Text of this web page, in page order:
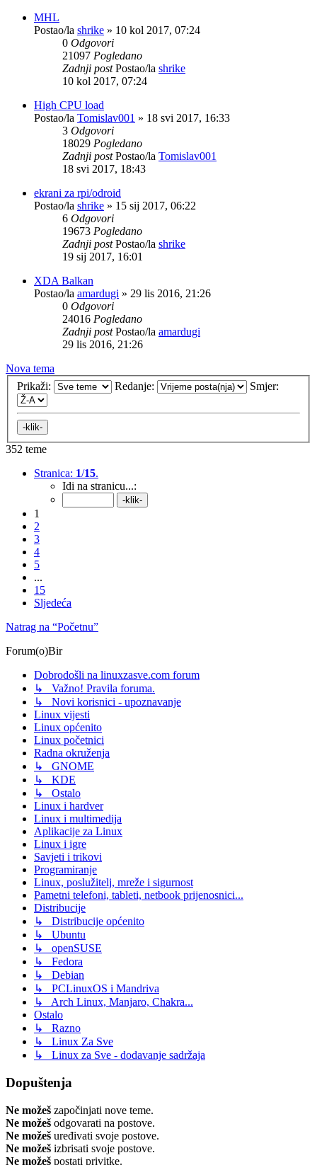
MHL
Postao/la shrike » 10 kol 2017, 07:24
0 Odgovori
21097 Pogledano
Zadnji postPostao/la shrike
10 kol 2017, 07:24
High CPU load
Postao/la Tomislav001 » 18 svi 2017, 16:33
3 Odgovori
18029 Pogledano
Zadnji postPostao/la Tomislav001
18 svi 2017, 18:43
ekrani za rpi/odroid
Postao/la shrike » 15 sij 2017, 06:22
6 Odgovori
19673 Pogledano
Zadnji postPostao/la shrike
19 sij 2017, 16:01
XDA Balkan
Postao/la amardugi » 29 lis 2016, 21:26
0 Odgovori
24016 Pogledano
Zadnji postPostao/la amardugi
29 lis 2016, 21:26
Nova tema
Prikaži:
Redanje: Smjer:
352 teme
Stranica: 1/15.
Idi na stranicu...:
1
2
3
4
5
...
15
Sljedeća
Natrag na “Početnu”
Forum(o)Bir
Dobrodošli na linuxzasve.com forum
↳ Važno! Pravila foruma.
↳ Novi korisnici - upoznavanje
Linux vijesti
Linux općenito
Linux početnici
Radna okruženja
↳ GNOME
↳ KDE
↳ Ostalo
Linux i hardver
Linux i multimedija
Aplikacije za Linux
Linux i igre
Savjeti i trikovi
Programiranje
Linux, poslužitelj, mreže i sigurnost
Pametni telefoni, tableti, netbook prijenosnici...
Distribucije
↳ Distribucije općenito
↳ Ubuntu
↳ openSUSE
↳ Fedora
↳ Debian
↳ PCLinuxOS i Mandriva
↳ Arch Linux, Manjaro, Chakra...
Ostalo
↳ Razno
↳ Linux Za Sve
↳ Linux za Sve - dodavanje sadržaja
Dopuštenja
Ne možeš započinjati nove teme.
Ne možeš odgovarati na postove.
Ne možeš uređivati svoje postove.
Ne možeš izbrisati svoje postove.
Ne možeš postati privitke.